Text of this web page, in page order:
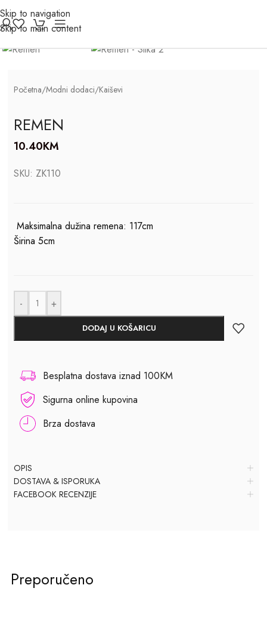
Skip to navigation
Skip to main content
Click to enlarge
Početna/Modni dodaci/Kaiševi
REMEN
10.40KM
SKU: ZK110
Maksimalna dužina remena: 117cm
Širina 5cm
- +
DODAJ U KOŠARICU
Besplatna dostava iznad 100KM
Sigurna online kupovina
Brza dostava
OPIS
DOSTAVA & ISPORUKA
FACEBOOK RECENZIJE
Preporučeno